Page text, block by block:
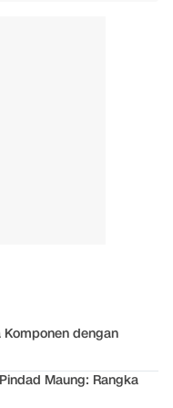
Komponen dengan
Maung: Rangka